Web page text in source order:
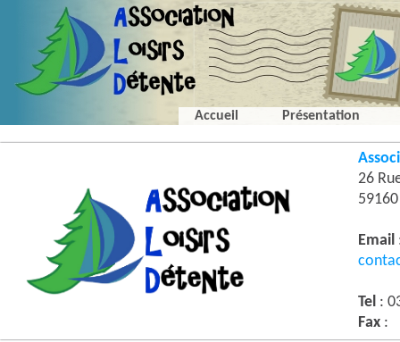
Accueil Présentation
26
Email
Tel :
Fax :